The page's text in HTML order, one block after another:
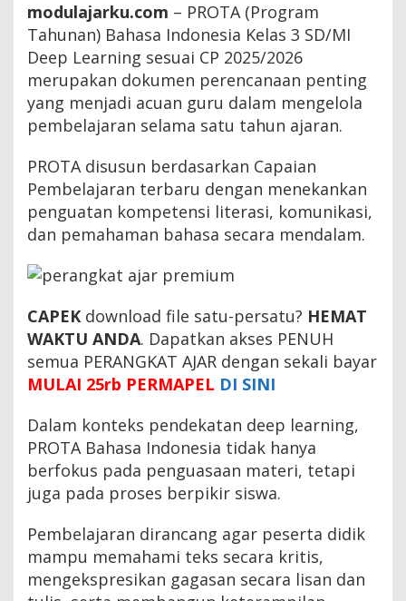
modulajarku.com – PROTA (Program
Tahunan) Bahasa Indonesia Kelas 3 SD/MI
Deep Learning sesuai CP 2025/2026
merupakan dokumen perencanaan penting
yang menjadi acuan guru dalam mengelola
pembelajaran selama satu tahun ajaran.
PROTA disusun berdasarkan Capaian
Pembelajaran terbaru dengan menekankan
penguatan kompetensi literasi, komunikasi,
dan pemahaman bahasa secara mendalam.
CAPEK download file satu-persatu? HEMAT
WAKTU ANDA. Dapatkan akses PENUH
semua PERANGKAT AJAR dengan sekali bayar
MULAI 25rb PERMAPEL DI SINI
Dalam konteks pendekatan deep learning,
PROTA Bahasa Indonesia tidak hanya
berfokus pada penguasaan materi, tetapi
juga pada proses berpikir siswa.
Pembelajaran dirancang agar peserta didik
mampu memahami teks secara kritis,
mengekspresikan gagasan secara lisan dan